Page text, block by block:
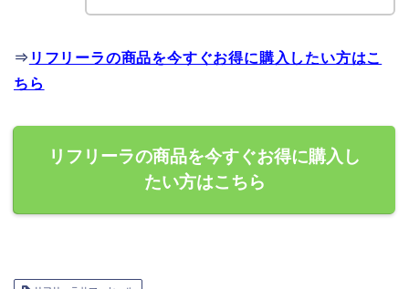
⇒ リフリーラの商品を今すぐお得に購入したい方はこ
ちら
リフリーラの商品を今すぐお得に購入し
たい方はこちら